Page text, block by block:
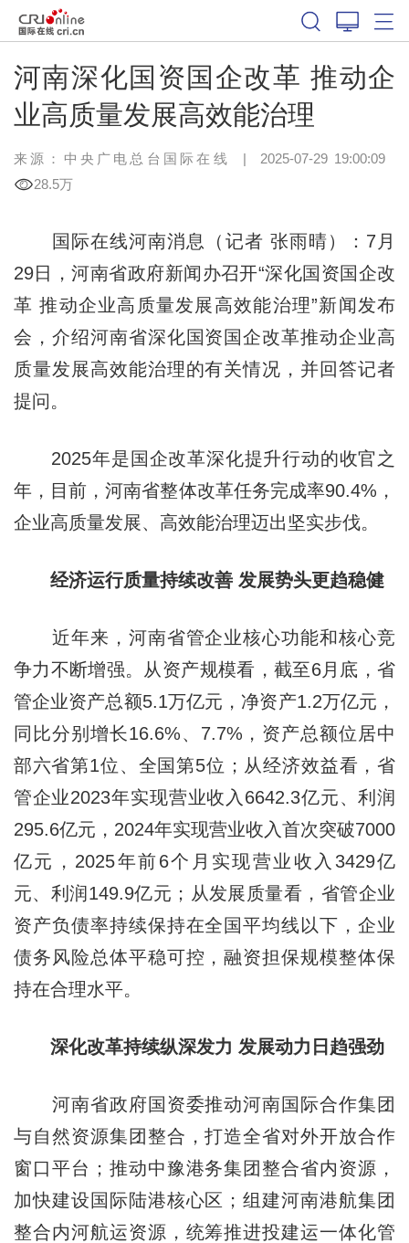
河南深化国资国企改革 推动企
业高质量发展高效能治理
来源：中央广电总台国际在线 | 2025-07-29 19:00:09
28.5万
国际在线河南消息（记者 张雨晴）： 7月
29日，河南省政府新闻办召开“深化国资国企改
革 推动企业高质量发展高效能治理”新闻发布
会，介绍河南省深化国资国企改革推动企业高
质量发展高效能治理的有关情况，并回答记者
提问。
2025年是国企改革深化提升行动的收官之
年，目前，河南省整体改革任务完成率90.4%，
企业高质量发展、高效能治理迈出坚实步伐。
经济运行质量持续改善 发展势头更趋稳健
近年来，河南省管企业核心功能和核心竞
争力不断增强。从资产规模看，截至6月底，省
管企业资产总额5.1万亿元，净资产1.2万亿元，
同比分别增长16.6%、7.7%，资产总额位居中
部六省第1位、全国第5位；从经济效益看，省
管企业2023年实现营业收入6642.3亿元、利润
295.6亿元，2024年实现营业收入首次突破7000
亿元，2025年前6个月实现营业收入3429亿
元、利润149.9亿元；从发展质量看，省管企业
资产负债率持续保持在全国平均线以下，企业
债务风险总体平稳可控，融资担保规模整体保
持在合理水平。
深化改革持续纵深发力 发展动力日趋强劲
河南省政府国资委推动河南国际合作集团
与自然资源集团整合，打造全省对外开放合作
窗口平台；推动中豫港务集团整合省内资源，
加快建设国际陆港核心区；组建河南港航集团
整合内河航运资源，统筹推进投建运一体化管